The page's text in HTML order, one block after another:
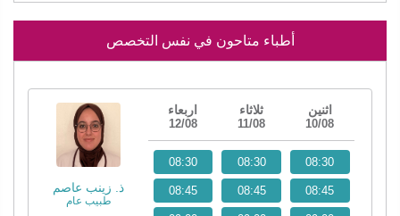
أطباء متاحون في نفس التخصص
ذ. زينب عاصم
طبيب عام
اثنين
10/08
ثلاثاء
11/08
اربعاء
12/08
08:30
08:45
08:30
08:45
08:30
08:45